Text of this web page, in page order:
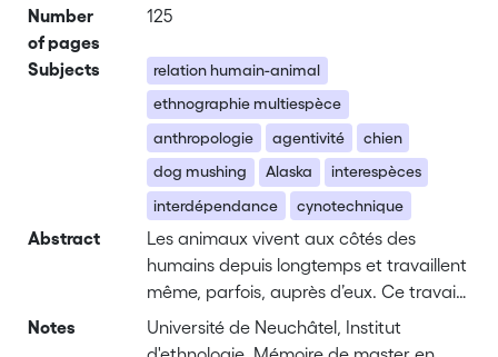
Number
of pages
125
Subjects
relation humain-animal
ethnographie multiespèce
anthropologie
agentivité
chien
dog mushing
Alaska
interespèces
interdépendance
cynotechnique
Abstract
Les animaux vivent aux côtés des
humains depuis longtemps et travaillent
même, parfois, auprès d’eux. Ce travail
auprès des humains est de plus en plus
critiqué par les mouvements qui
Notes
Université de Neuchâtel, Institut